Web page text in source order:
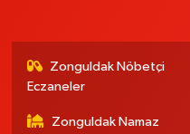
Zonguldak Nöbetçi
Eczaneler
Zonguldak Namaz